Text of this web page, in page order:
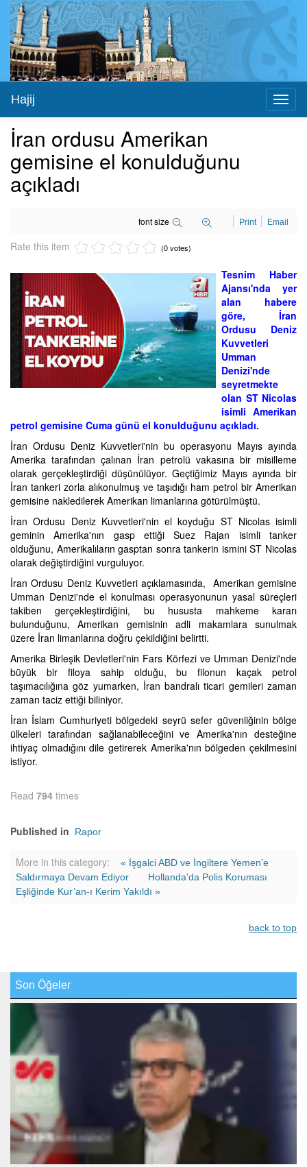
Hajij
İran ordusu Amerikan
gemisine el konulduğunu
açıkladı
font size Print Email
Rate this item (0 votes)
Tesnim Haber
Ajansı'nda yer
alan habere
göre, İran
Ordusu Deniz
Kuvvetleri
Umman
Denizi'nde
seyretmekte
olan ST Nicolas
isimli Amerikan
petrol gemisine Cuma günü el konulduğunu açıkladı.
İran Ordusu Deniz Kuvvetleri'nin bu operasyonu Mayıs ayında
Amerika tarafından çalınan İran petrolü vakasına bir misilleme
olarak gerçekleştirdiği düşünülüyor. Geçtiğimiz Mayıs ayında bir
İran tankeri zorla alıkonulmuş ve taşıdığı ham petrol bir Amerikan
gemisine nakledilerek Amerikan limanlarına götürülmüştü.
İran Ordusu Deniz Kuvvetleri'nin el koyduğu ST Nicolas isimli
geminin Amerika'nın gasp ettiği Suez Rajan isimli tanker
olduğunu, Amerikalıların gasptan sonra tankerin ismini ST Nicolas
olarak değiştirdiğini vurguluyor.
İran Ordusu Deniz Kuvvetleri açıklamasında, Amerikan gemisine
Umman Denizi'nde el konulması operasyonunun yasal süreçleri
takiben gerçekleştirdiğini, bu hususta mahkeme kararı
bulunduğunu, Amerikan gemisinin adli makamlara sunulmak
üzere İran limanlarına doğru çekildiğini belirtti.
Amerika Birleşik Devletleri'nin Fars Körfezi ve Umman Denizi'nde
büyük bir filoya sahip olduğu, bu filonun kaçak petrol
taşımacılığına göz yumarken, İran bandralı ticari gemileri zaman
zaman taciz ettiği biliniyor.
İran İslam Cumhuriyeti bölgedeki seyrü sefer güvenliğinin bölge
ülkeleri tarafından sağlanabileceğini ve Amerika'nın desteğine
ihtiyaç olmadığını dile getirerek Amerika'nın bölgeden çekilmesini
istiyor.
Read 794 times
Published in Rapor
More in this category:
« İşgalci ABD ve İngiltere Yemen’e
Saldırmaya Devam Ediyor
Hollanda'da Polis Koruması
Eşliğinde Kur’an-ı Kerim Yakıldı »
back to top
Son Öğeler